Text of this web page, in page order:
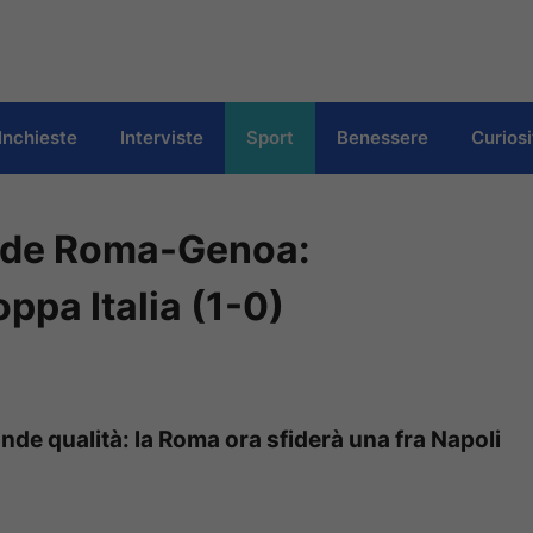
Interviste Sport Benessere
Roma-Genoa:
Italia (1-0)
qualità: la Roma ora sfiderà una fra Napoli